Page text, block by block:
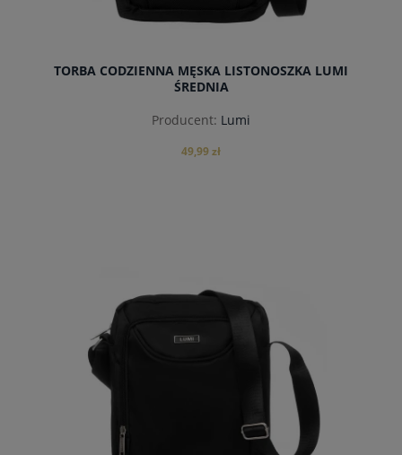
TORBA CODZIENNA MĘSKA LISTONOSZKA LUMI
ŚREDNIA
Producent: Lumi
49,99 zł